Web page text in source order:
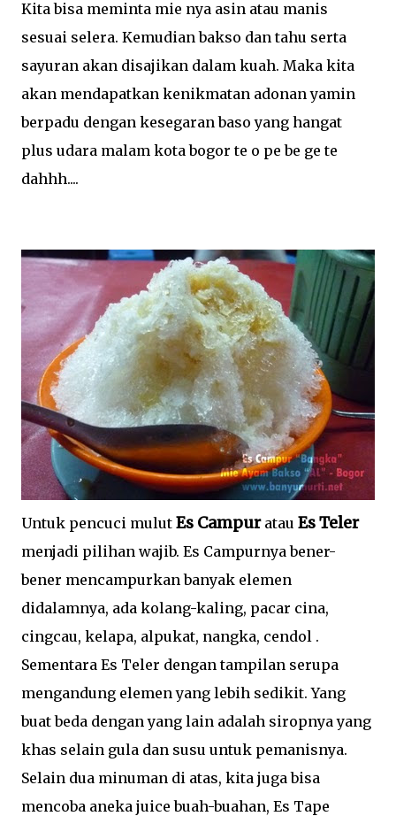
Kita bisa meminta mie nya asin atau manis
sesuai selera. Kemudian bakso dan tahu serta
sayuran akan disajikan dalam kuah. Maka kita
akan mendapatkan kenikmatan adonan yamin
berpadu dengan kesegaran baso yang hangat
plus udara malam kota bogor te o pe be ge te
dahhh....
Untuk pencuci mulut Es Campuratau Es Teler
menjadi pilihan wajib. Es Campurnya bener-
bener mencampurkan banyak elemen
didalamnya, ada kolang-kaling, pacar cina,
cingcau, kelapa, alpukat, nangka, cendol .
Sementara Es Teler dengan tampilan serupa
mengandung elemen yang lebih sedikit. Yang
buat beda dengan yang lain adalah siropnya yang
khas selain gula dan susu untuk pemanisnya.
Selain dua minuman di atas, kita juga bisa
mencoba aneka juice buah-buahan, Es Tape